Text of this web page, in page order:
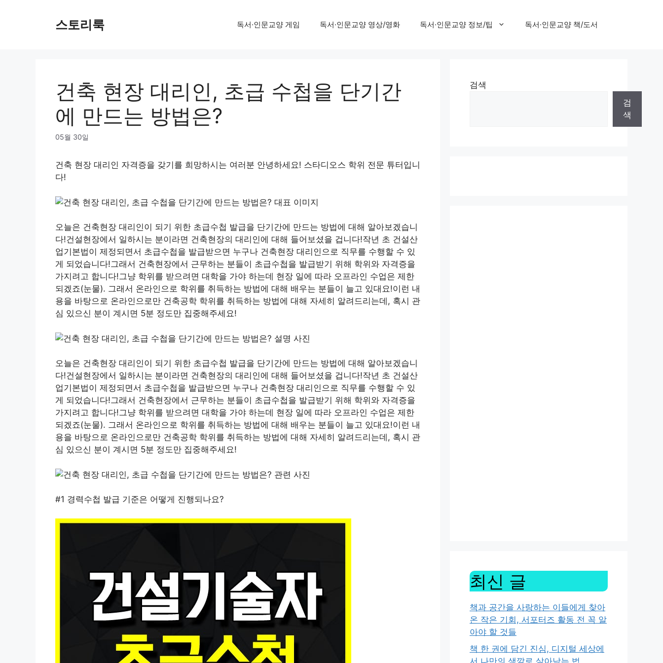
스토리룩 독서·인문교양 게임 독서·인문교양 영상/영화 독서·인문교양 정보/팁 독서·인문교양 책/도서
건축 현장 대리인, 초급 수첩을 단기간
에 만드는 방법은?
05월 30일
건축 현장 대리인 자격증을 갖기를 희망하시는 여러분 안녕하세요! 스타디오스 학위 전문 튜터입니
다!
오늘은 건축현장 대리인이 되기 위한 초급수첩 발급을 단기간에 만드는 방법에 대해 알아보겠습니
다!건설현장에서 일하시는 분이라면 건축현장의 대리인에 대해 들어보셨을 겁니다!작년 초 건설산
업기본법이 제정되면서 초급수첩을 발급받으면 누구나 건축현장 대리인으로 직무를 수행할 수 있
게 되었습니다!그래서 건축현장에서 근무하는 분들이 초급수첩을 발급받기 위해 학위와 자격증을
가지려고 합니다!그냥 학위를 받으려면 대학을 가야 하는데 현장 일에 따라 오프라인 수업은 제한
되겠죠(눈물). 그래서 온라인으로 학위를 취득하는 방법에 대해 배우는 분들이 늘고 있대요!이런 내
용을 바탕으로 온라인으로만 건축공학 학위를 취득하는 방법에 대해 자세히 알려드리는데, 혹시 관
심 있으신 분이 계시면 5분 정도만 집중해주세요!
오늘은 건축현장 대리인이 되기 위한 초급수첩 발급을 단기간에 만드는 방법에 대해 알아보겠습니
다!건설현장에서 일하시는 분이라면 건축현장의 대리인에 대해 들어보셨을 겁니다!작년 초 건설산
업기본법이 제정되면서 초급수첩을 발급받으면 누구나 건축현장 대리인으로 직무를 수행할 수 있
게 되었습니다!그래서 건축현장에서 근무하는 분들이 초급수첩을 발급받기 위해 학위와 자격증을
가지려고 합니다!그냥 학위를 받으려면 대학을 가야 하는데 현장 일에 따라 오프라인 수업은 제한
되겠죠(눈물). 그래서 온라인으로 학위를 취득하는 방법에 대해 배우는 분들이 늘고 있대요!이런 내
용을 바탕으로 온라인으로만 건축공학 학위를 취득하는 방법에 대해 자세히 알려드리는데, 혹시 관
심 있으신 분이 계시면 5분 정도만 집중해주세요!
#1 경력수첩 발급 기준은 어떻게 진행되나요?
검색
검
색
최신 글
책과 공간을 사랑하는 이들에게 찾아
온 작은 기회, 서포터즈 활동 전 꼭 알
아야 할 것들
책 한 권에 담긴 진심, 디지털 세상에
서 나만의 색깔로 살아남는 법